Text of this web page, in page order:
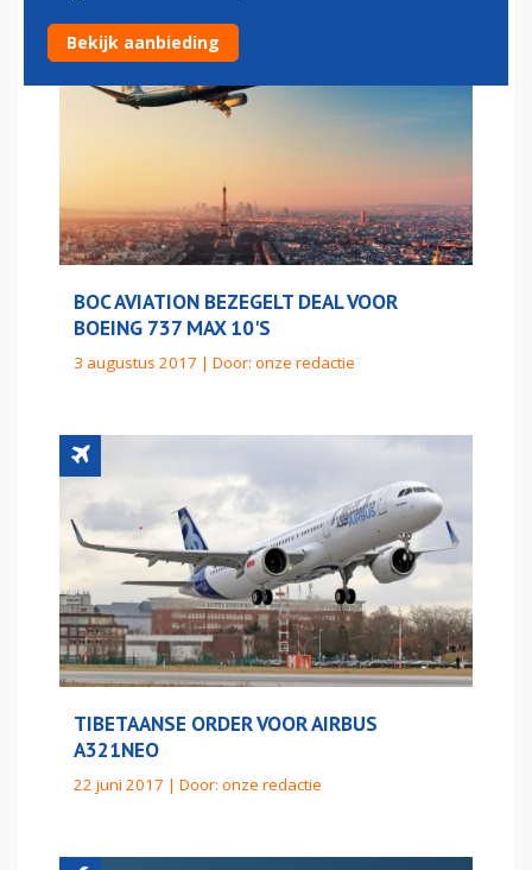
BOC AVIATION BEZEGELT DEAL VOOR
BOEING 737 MAX 10'S
3 augustus 2017 | Door: onze redactie
TIBETAANSE ORDER VOOR AIRBUS
A321NEO
22 juni 2017 | Door: onze redactie
Bekijk aanbieding